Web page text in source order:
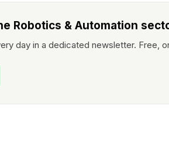
Robotics & Automation
day in a dedicated newsletter. Free,